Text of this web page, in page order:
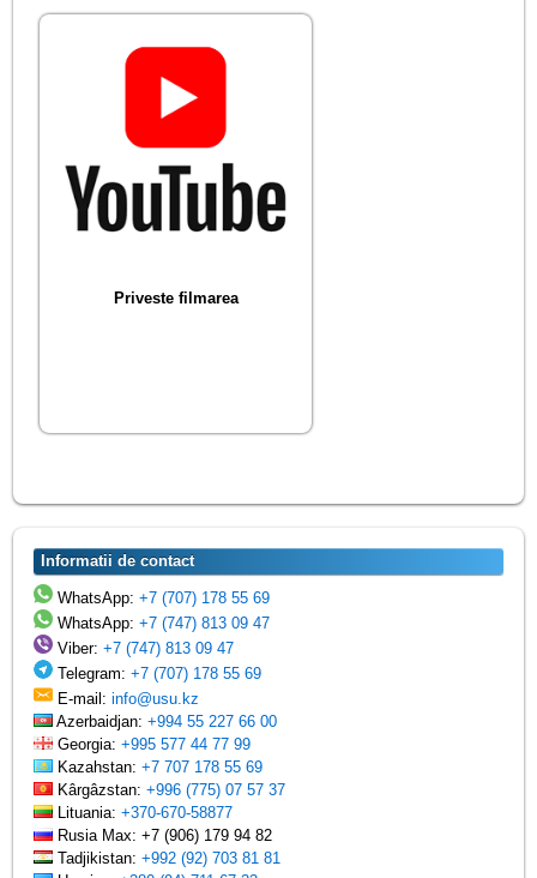
Priveste filmarea
Informatii de contact
WhatsApp:+7 (707) 178 55 69
WhatsApp:+7 (747) 813 09 47
Viber:+7 (747) 813 09 47
Telegram:+7 (707) 178 55 69
E-mail:info@usu.kz
Azerbaidjan:+994 55 227 66 00
Georgia:+995 577 44 77 99
Kazahstan:+7 707 178 55 69
Kârgâzstan:+996 (775) 07 57 37
Lituania:+370-670-58877
Rusia Max: +7 (906) 179 94 82
Tadjikistan:+992 (92) 703 81 81